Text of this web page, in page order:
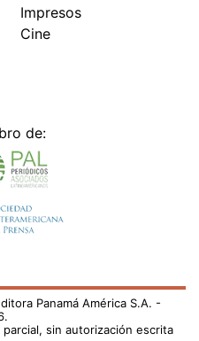
Impresos
Cine
de:
Panamá América S.A. -
sin autorización escrita